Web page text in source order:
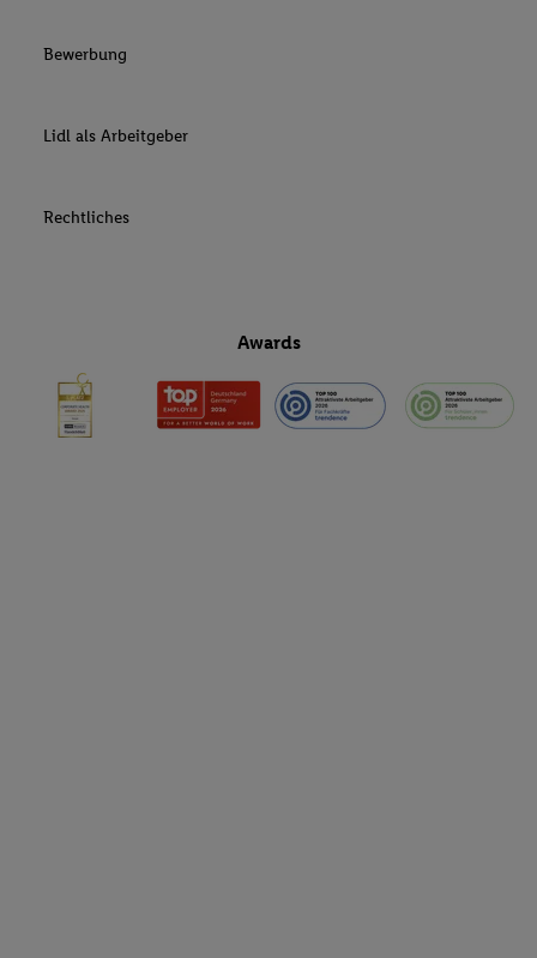
Bewerbung
Lidl als Arbeitgeber
Rechtliches
Awards